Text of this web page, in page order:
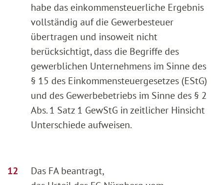
habe das einkommensteuerliche Ergebnis
vollständig auf die Gewerbesteuer
übertragen und insoweit nicht
berücksichtigt, dass die Begriffe des
gewerblichen Unternehmens im Sinne des
§ 15 des Einkommensteuergesetzes (EStG)
und des Gewerbebetriebs im Sinne des § 2
Abs. 1 Satz 1 GewStG in zeitlicher Hinsicht
Unterschiede aufweisen.
Das FA beantragt,